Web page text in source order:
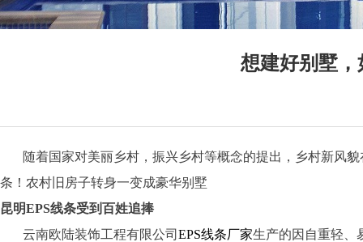
随着国家对美丽乡村，振兴乡村等概念的提出，乡村新风貌
条！ 农村旧房子转身一变成豪华别墅
昆明EPS线条受到百姓追捧
云南欧陆装饰工程有限公司 EPS线条厂家生产的因自重轻、
想建好别墅，